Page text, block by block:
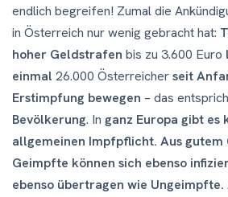
endlich begreifen! Zumal die
in Österreich nur wenig gebracht hat:
hoher Geldstrafen bis zu 3.600 Euro
einmal 26.000 Österreicherseit
Erstimpfung bewegen – das
Bevölkerung. In ganz Europa gibt es
allgemeinen Impfpflicht. Aus gutem
Geimpfte können sich ebenso
ebenso übertragen wie Ungeimpfte.